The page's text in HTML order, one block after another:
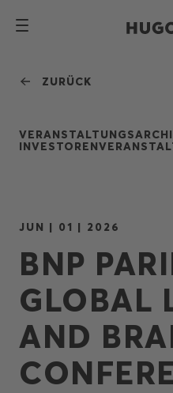
ZURÜCK
JUN | 01 | 2026
BNP
GLOBAL
AND